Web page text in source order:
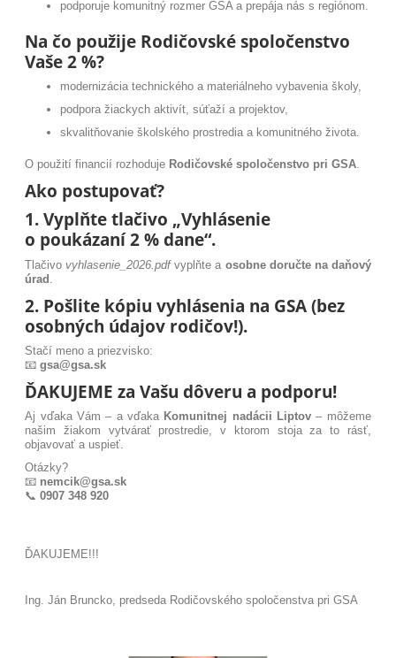
podporuje komunitný rozmer GSA a prepája nás s regiónom.
Na čo použije Rodičovské spoločenstvo
Vaše 2 %?
modernizácia technického a materiálneho vybavenia školy,
podpora žiackych aktivít, súťaží a projektov,
skvalitňovanie školského prostredia a komunitného života.
O použití financií rozhoduje Rodičovské spoločenstvo pri GSA
Ako postupovať?
1. Vyplňte tlačivo „Vyhlásenie
o poukázaní 2 % dane“.
Tlačivovyhlasenie_2026.pdfvyplňte a osobne doručte na daňový
úrad
2. Pošlite kópiu vyhlásenia na GSA (bez
osobných údajov rodičov!).
Stačí meno a priezvisko:
📧gsa@gsa.sk
ĎAKUJEME za Vašu dôveru a podporu!
Aj vďaka Vám – a vďaka Komunitnej nadácii Liptov – môžeme
našim žiakom vytvárať prostredie, v ktorom stoja za to rásť,
objavovať a uspieť.
Otázky?
📧 nemcik@gsa.sk
📞0907 348 920
ĎAKUJEME!!!
Ing. Ján Bruncko, predseda Rodičovského spoločenstva pri GSA